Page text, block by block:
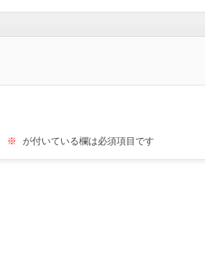
※ が付いている欄は必須項目です